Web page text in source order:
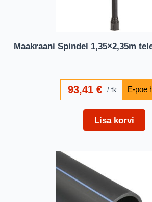
Maakraani Spindel 1,35×2,35m
93,41 € tk
Lisa korvi